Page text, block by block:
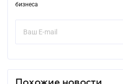
бизнеса